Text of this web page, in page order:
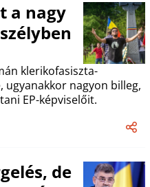
a nagy
klerikofasiszta-
ugyanakkor nagyon billeg,
EP-képviselőit.
de